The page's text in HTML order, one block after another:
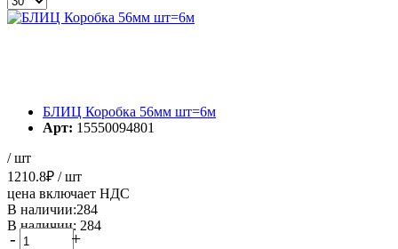
БЛИЦ Коробка 56мм шт=6м
Арт: 15550094801
/ шт
1210.8₽ / шт
цена включает НДС
В наличии:284
В наличии: 284
- +